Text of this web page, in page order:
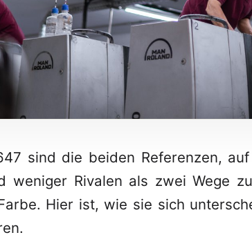
sind die beiden Referenzen,
weniger Rivalen als zwei Wege
Hier ist, wie sie sich